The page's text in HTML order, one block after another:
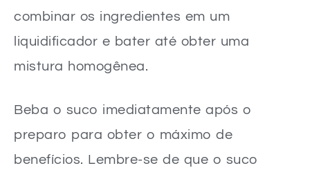
combinar os ingredientes em um
liquidificador e bater até obter uma
mistura homogênea.
Beba o suco imediatamente após o
preparo para obter o máximo de
benefícios. Lembre-se de que o suco